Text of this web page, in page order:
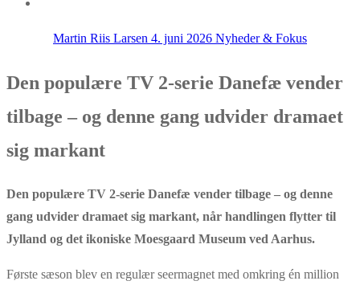
Martin Riis Larsen 4. juni 2026 Nyheder & Fokus
Den populære TV 2-serie Danefæ vender
tilbage – og denne gang udvider dramaet
sig markant
Den populære TV 2-serie Danefæ vender tilbage – og denne
gang udvider dramaet sig markant, når handlingen flytter til
Jylland og det ikoniske Moesgaard Museum ved Aarhus.
Første sæson blev en regulær seermagnet med omkring én million